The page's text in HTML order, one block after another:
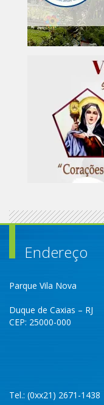
Endereço
Parque Vila Nova
Duque de Caxias – RJ
CEP: 25000-000
Tel.: (0xx21) 2671-1438